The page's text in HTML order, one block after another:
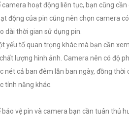
camera hoạt động liên tục, bạn cũng
động của pin cũng nên chọn camera
dài thời gian sử dụng pin.
yếu tố quan trọng khác mà bạn cần
lượng hình ảnh. Camera nên có độ
nét cả ban đêm lẫn ban ngày, đồng thời
tính năng khác.
bảo vệ pin và camera bạn cần tuân thủ